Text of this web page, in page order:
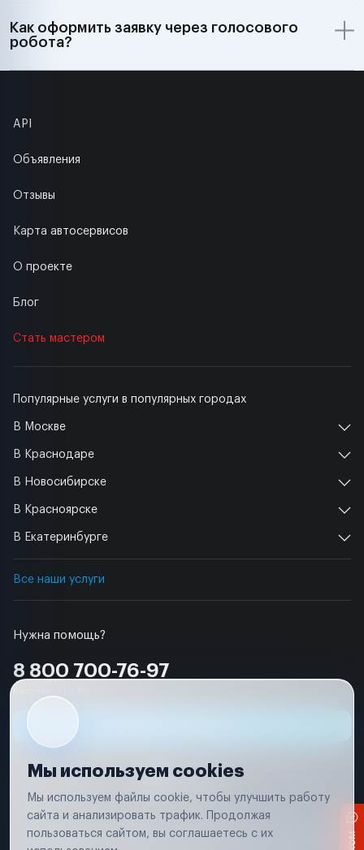
Как оформить заявку через голосового
робота?
Нужна помощь?
8 800 700-76-97
Популярные услуги в популярных городах
В Москве
В Краснодаре
В Новосибирске
В Красноярске
В Екатеринбурге
Все наши услуги
API
Объявления
Отзывы
Карта автосервисов
О проекте
Блог
Стать мастером
Условия использования
Вся информация, представленная на сайте, носит исключительно
Мы используем cookies
Мы используем файлы cookie, чтобы улучшить работу
сайта и анализировать трафик. Продолжая
пользоваться сайтом, вы соглашаетесь с их